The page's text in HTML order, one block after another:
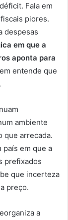
Fala em
piores.
despesas
em que a
aponta para
entende que
ambiente
que arrecada.
país em que a
prefixados
que incerteza
preço.
a